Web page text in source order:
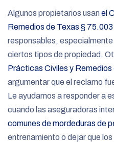
Algunos propietarios usan el
Remedios de Texas § 75.003
responsables, especialmente
ciertos tipos de propiedad.
Prácticas Civiles y
argumentar que el reclamo
Le ayudamos a responder a
cuando las aseguradoras
comunes de mordeduras de
entrenamiento o dejar que